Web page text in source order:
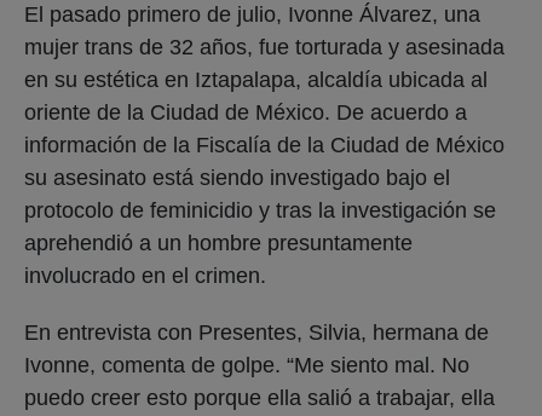
El pasado primero de julio, Ivonne Álvarez, una
mujer trans de 32 años, fue torturada y asesinada
en su estética en Iztapalapa, alcaldía ubicada al
oriente de la Ciudad de México. De acuerdo a
información de la Fiscalía de la Ciudad de México
su asesinato está siendo investigado bajo el
protocolo de feminicidio y tras la investigación se
aprehendió a un hombre presuntamente
involucrado en el crimen.
En entrevista con Presentes, Silvia, hermana de
Ivonne, comenta de golpe. “Me siento mal. No
puedo creer esto porque ella salió a trabajar, ella